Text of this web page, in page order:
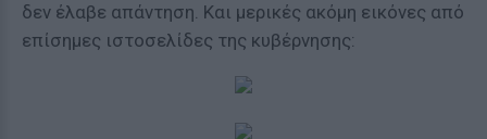
δεν έλαβε απάντηση. Και μερικές ακόμη εικόνες από
επίσημες ιστοσελίδες της κυβέρνησης: